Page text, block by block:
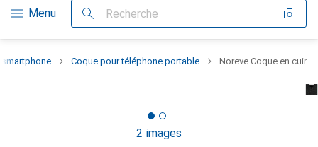
Navigation par catégorie
Menu Recherche
Coque pour téléphone portable Noreve Coque en cuir
2 images